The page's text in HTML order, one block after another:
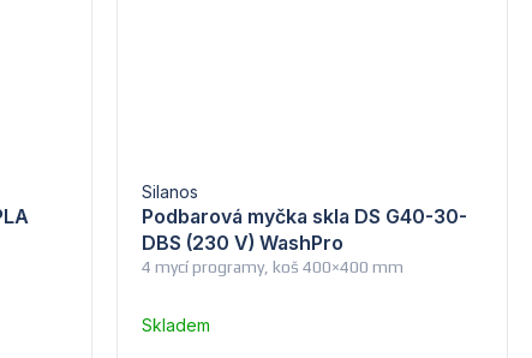
4 mycí programy, koš 400×400 mm
Podbarová myčka skla DS G40-30-
DBS (230 V) WashPro
Silanos
Skladem